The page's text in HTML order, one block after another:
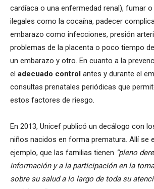
cardíaca o una enfermedad renal), fumar
ilegales como la cocaína, padecer
embarazo como infecciones, presión
problemas de la placenta o poco tiempo
un embarazo y otro. En cuanto a la
el adecuado control antes y durante el
consultas prenatales periódicas que
estos factores de riesgo.
En 2013, Unicef publicó un decálogo con
niños nacidos en forma prematura. Allí se
ejemplo, que las familias tienen “pleno
información y a la participación en la
sobre su salud a lo largo de toda su